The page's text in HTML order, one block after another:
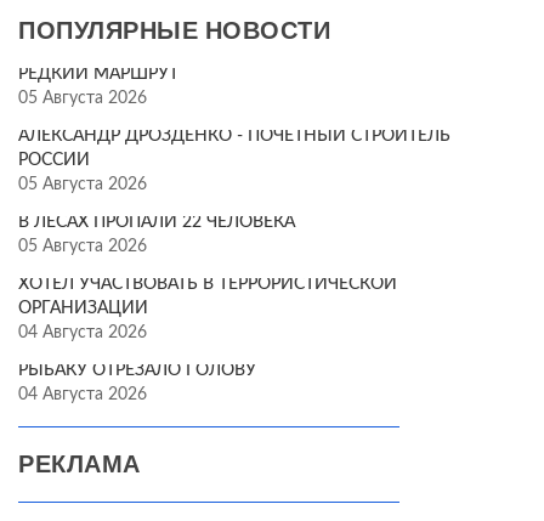
ПОПУЛЯРНЫЕ НОВОСТИ
РЕДКИЙ МАРШРУТ
05 Августа 2026
АЛЕКСАНДР ДРОЗДЕНКО - ПОЧЁТНЫЙ СТРОИТЕЛЬ
РОССИИ
05 Августа 2026
В ЛЕСАХ ПРОПАЛИ 22 ЧЕЛОВЕКА
05 Августа 2026
ХОТЕЛ УЧАСТВОВАТЬ В ТЕРРОРИСТИЧЕСКОЙ
ОРГАНИЗАЦИИ
04 Августа 2026
РЫБАКУ ОТРЕЗАЛО ГОЛОВУ
04 Августа 2026
РЕКЛАМА